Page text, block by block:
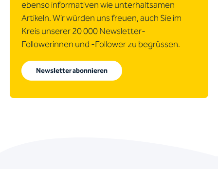
ebenso informativen wie unterhaltsamen
Artikeln. Wir würden uns freuen, auch Sie im
Kreis unserer 20 000 Newsletter-
Followerinnen und -Follower zu begrüssen.
Newsletter abonnieren